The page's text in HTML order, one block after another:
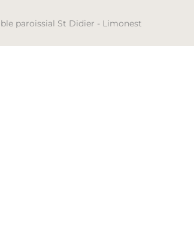
paroissial St Didier - Limonest